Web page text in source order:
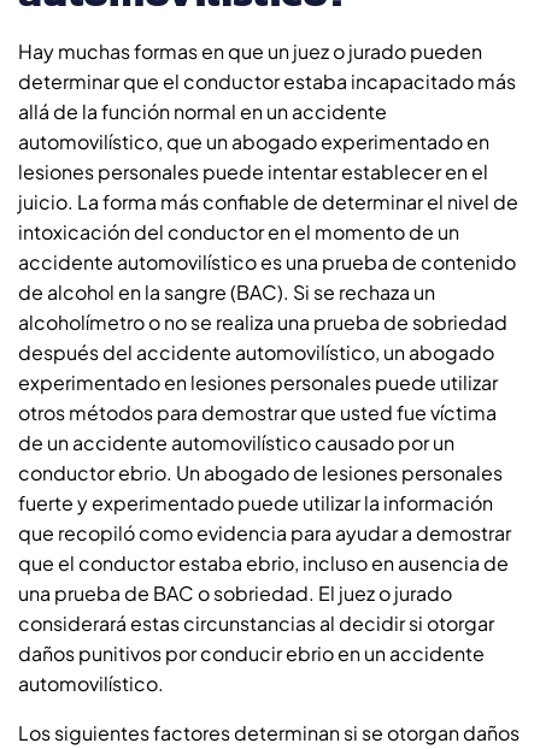
Hay muchas formas en que un juez o jurado pueden
determinar que el conductor estaba incapacitado más
allá de la función normal en un accidente
automovilístico, que un abogado experimentado en
lesiones personales puede intentar establecer en el
juicio. La forma más confiable de determinar el nivel de
intoxicación del conductor en el momento de un
accidente automovilístico es una prueba de contenido
de alcohol en la sangre (BAC). Si se rechaza un
alcoholímetro o no se realiza una prueba de sobriedad
después del accidente automovilístico, un abogado
experimentado en lesiones personales puede utilizar
otros métodos para demostrar que usted fue víctima
de un accidente automovilístico causado por un
conductor ebrio. Un abogado de lesiones personales
fuerte y experimentado puede utilizar la información
que recopiló como evidencia para ayudar a demostrar
que el conductor estaba ebrio, incluso en ausencia de
una prueba de BAC o sobriedad. El juez o jurado
considerará estas circunstancias al decidir si otorgar
daños punitivos por conducir ebrio en un accidente
automovilístico.
Los siguientes factores determinan si se otorgan daños